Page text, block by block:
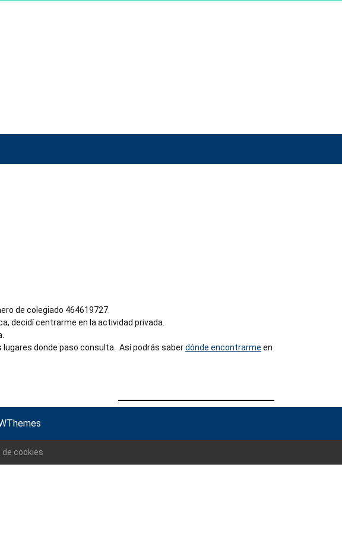
de colegiado 464619727.
decidí centrarme en la actividad privada.
donde paso consulta. Así podrás saberdónde encontrarme en
de cookies